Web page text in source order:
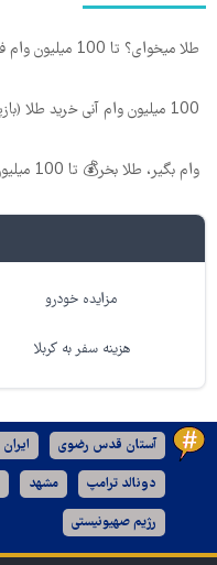
طلا میخوای؟ تا 100 میلیون وام فوری خرید طلا‼️
100 میلیون وام آنی خرید طلا (بازپرداخت 12 ماهه)
وام بگیر، طلا بخر💰 تا 100 میلیون وام فوری بدون ضامن
مزایده خودرو
هزینه سفر به کربلا
آستان قدس رضوی ایران
دونالد ترامپ مشهد
رژیم صهیونیستی